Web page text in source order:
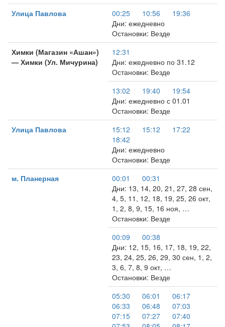
Улица Павлова
00:25 10:56
19:36
Дни: ежедневно
Остановки: Везде
Химки (Магазин «Ашан»)
— Химки (Ул. Мичурина)
12:31
Дни: ежедневно по 31.12
Остановки: Везде
13:02
19:40
19:54
Дни: ежедневно с 01.01
Остановки: Везде
Улица Павлова
15:12 15:12
17:22
18:42
Дни: ежедневно
Остановки: Везде
м. Планерная
00:01
00:31
Дни: 13, 14, 20, 21, 27, 28 сен,
4, 5, 11, 12, 18, 19, 25, 26 окт,
1, 2, 8, 9, 15, 16 ноя, …
Остановки: Везде
00:09
00:38
Дни: 12, 15, 16, 17, 18, 19, 22,
23, 24, 25, 26, 29, 30 сен, 1, 2,
3, 6, 7, 8, 9 окт, …
Остановки: Везде
05:30
06:01
06:17
06:33
06:48
07:03
07:15
07:27
07:40